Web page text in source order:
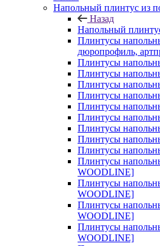
Напольный плинтус из
Назад
Напольный
Плинтусы
дюропрофиль,
Плинтусы
Плинтусы
Плинтусы
Плинтусы
Плинтусы
Плинтусы
Плинтусы
Плинтусы
Плинтусы
Плинтусы
WOODLINE]
Плинтусы
WOODLINE]
Плинтусы
WOODLINE]
Плинтусы
WOODLINE]